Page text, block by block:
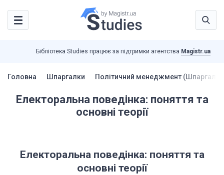
Бібліотека Studies працює за підтримки агентства Magistr.ua
Головна Шпаргалки Політичний менеджмент
Електоральна поведінка: поняття та
основні теорії
Електоральна поведінка: поняття та
основні теорії